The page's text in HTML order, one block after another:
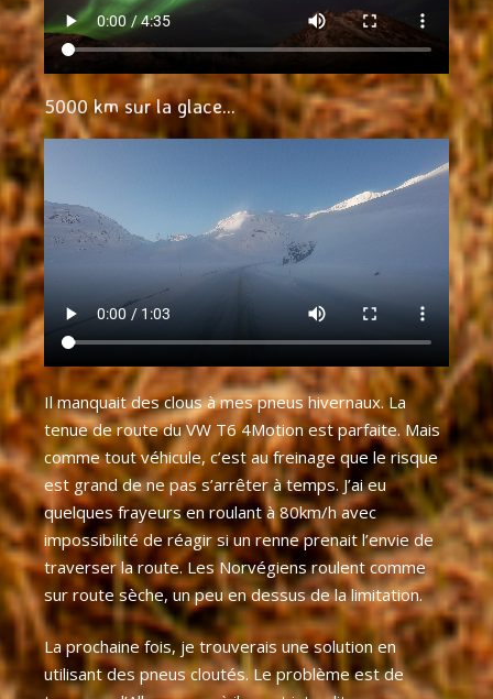
5000 km sur la glace...
Il manquait des clous à mes pneus hivernaux. La
tenue de route du VW T6 4Motion est parfaite. Mais
comme tout véhicule, c’est au freinage que le risque
est grand de ne pas s’arrêter à temps. J’ai eu
quelques frayeurs en roulant à 80km/h avec
impossibilité de réagir si un renne prenait l’envie de
traverser la route. Les Norvégiens roulent comme
sur route sèche, un peu en dessus de la limitation.
La prochaine fois, je trouverais une solution en
utilisant des pneus cloutés. Le problème est de